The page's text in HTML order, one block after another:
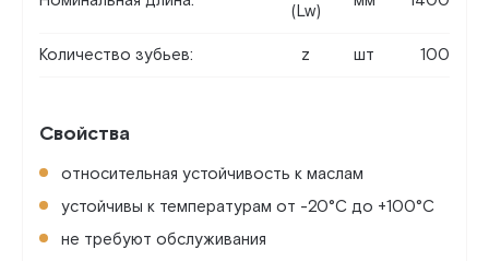
(Lw)
Количество зубьев: z шт 100
Свойства
относительная устойчивость к маслам
устойчивы к температурам от -20°C до +100°C
не требуют обслуживания